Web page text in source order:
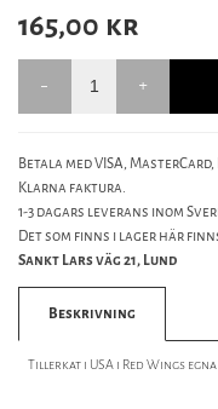
165,00 kr
Betala med VISA,
Klarna faktura.
1-3 dagars leverans inom
Det som finns i lager här
Sankt Lars väg 21, Lund
Beskrivning
Tillerkat i USA i Red Wings